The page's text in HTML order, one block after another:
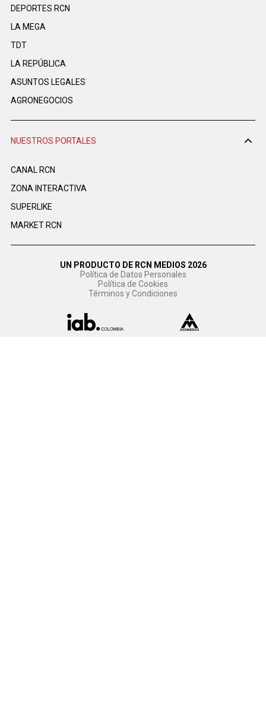
DEPORTES RCN
LA MEGA
TDT
LA REPÚBLICA
ASUNTOS LEGALES
AGRONEGOCIOS
NUESTROS PORTALES
CANAL RCN
ZONA INTERACTIVA
SUPERLIKE
MARKET RCN
UN PRODUCTO DE RCN MEDIOS 2026
Política de Datos Personales
Política de Cookies
Términos y Condiciones